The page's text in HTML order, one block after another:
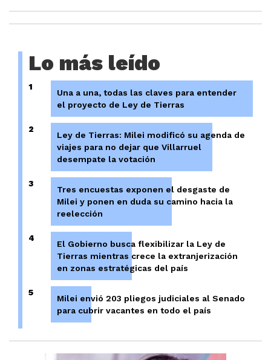
Lo más leído
1
Una a una, todas las claves para entender
el proyecto de Ley de Tierras
2
Ley de Tierras: Milei modificó su agenda de
viajes para no dejar que Villarruel
desempate la votación
3
Tres encuestas exponen el desgaste de
Milei y ponen en duda su camino hacia la
reelección
4
El Gobierno busca flexibilizar la Ley de
Tierras mientras crece la extranjerización
en zonas estratégicas del país
5
Milei envió 203 pliegos judiciales al Senado
para cubrir vacantes en todo el país